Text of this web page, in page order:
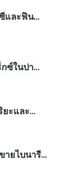
และฟิน...
ซ์ในปา...
ะและ...
ยไบนารี...